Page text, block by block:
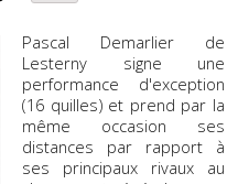
Pascal Demarlier de
Lesterny signe une
performance d'exception
(16 quilles) et prend par la
même occasion ses
distances par rapport à
ses principaux rivaux au